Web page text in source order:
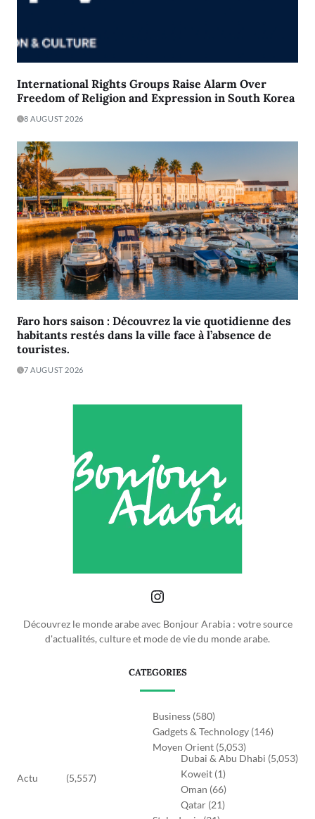
International Rights Groups Raise Alarm Over
Freedom of Religion and Expression in South Korea
8 AUGUST 2026
Faro hors saison : Découvrez la vie quotidienne des
habitants restés dans la ville face à l’absence de
touristes.
7 AUGUST 2026
Découvrez le monde arabe avec Bonjour Arabia : votre source
d'actualités, culture et mode de vie du monde arabe.
CATEGORIES
Actu (5,557)
Business (580)
Gadgets & Technology (146)
Moyen Orient (5,053)
Dubai & Abu Dhabi (5,053)
Koweit (1)
Oman (66)
Qatar (21)